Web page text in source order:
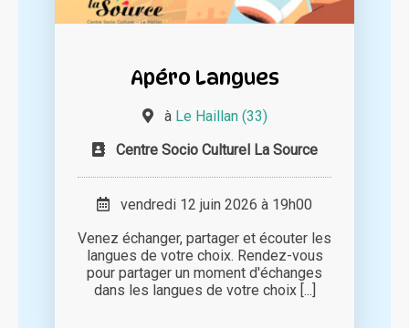
Apéro Langues
à Le Haillan (33)
Centre Socio Culturel La Source
vendredi 12 juin 2026 à 19h00
Venez échanger, partager et écouter les
langues de votre choix. Rendez-vous
pour partager un moment d'échanges
dans les langues de votre choix [...]